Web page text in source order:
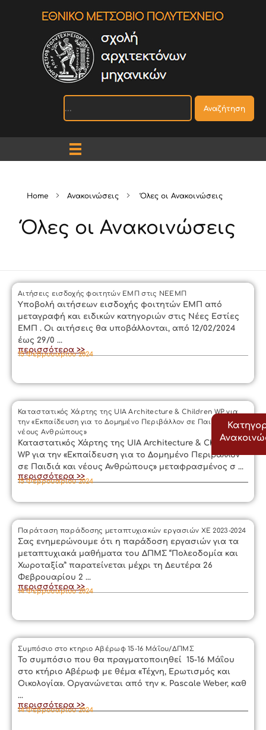
Αναζήτηση
Home Ανακοινώσεις Όλες οι Ανακοινώσεις
Όλες οι Ανακοινώσεις
Αιτήσεις εισδοχής φοιτητών ΕΜΠ στις ΝΕΕΜΠ
Υποβολή αιτήσεων εισδοχής φοιτητών ΕΜΠ από
μεταγραφή και ειδικών κατηγοριών στις Νέες Εστίες
ΕΜΠ . Οι αιτήσεις θα υποβάλλονται, από 12/02/2024
έως 29/0 ...
περισσότερα >>
15 Φεβρουαρίου 2024
Καταστατικός Χάρτης της UIA Architecture & Children WP για
την «Εκπαίδευση για το Δομημένο Περιβάλλον σε Παιδιά και
νέους Ανθρώπους»
Καταστατικός Χάρτης της UIA Architecture & Children
WP για την «Εκπαίδευση για το Δομημένο Περιβάλλον
σε Παιδιά και νέους Ανθρώπους» μεταφρασμένος σ ...
περισσότερα >>
15 Φεβρουαρίου 2024
Παράταση παράδοσης μεταπτυχιακών εργασιών ΧΕ 2023-2024
Σας ενημερώνουμε ότι η παράδοση εργασιών για τα
μεταπτυχιακά μαθήματα του ΔΠΜΣ “Πολεοδομία και
Χωροταξία” παρατείνεται μέχρι τη Δευτέρα 26
Φεβρουαρίου 2 ...
περισσότερα >>
14 Φεβρουαρίου 2024
Συμπόσιο στο κτηριο Αβέρωφ 15-16 Μάΐου/ΔΠΜΣ
Το συμπόσιο που θα πραγματοποιηθεί 15-16 Μάΐου
στο κτήριο Αβέρωφ με θέμα «Τέχνη, Ερωτισμός και
Οικολογία». Οργανώνεται από την κ. Pascale Weber, καθ
...
περισσότερα >>
14 Φεβρουαρίου 2024